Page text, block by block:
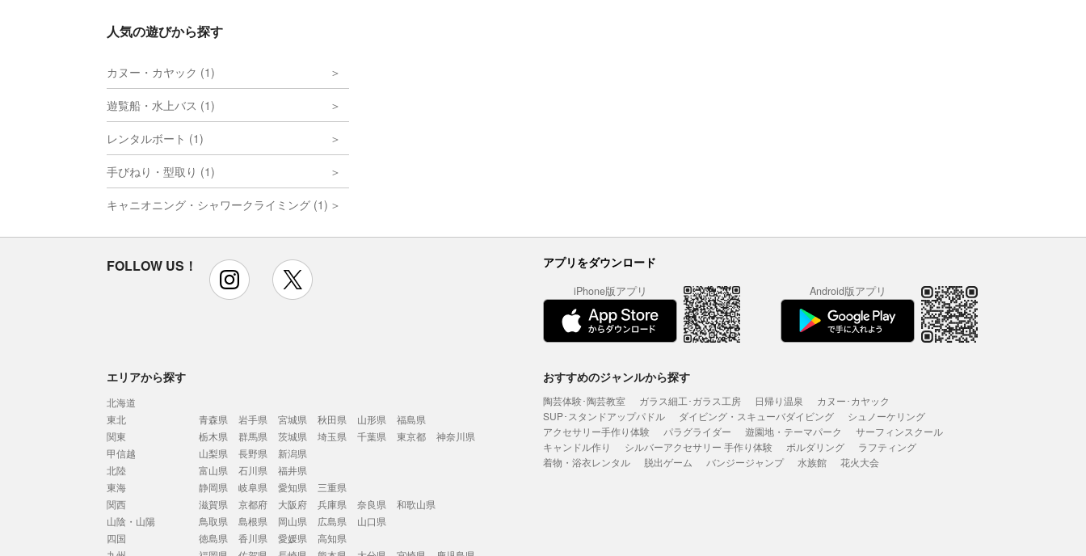
人気の遊びから探す
カヌー・カヤック (1)
遊覧船・水上バス (1)
レンタルボート (1)
手びねり・型取り (1)
キャニオニング・シャワークライミング (1)
FOLLOW US！ instagram アプリをダウンロード
iPhone版アプリ Android版アプリ
エリアから探す
北海道
東北
青森県 岩手県 宮城県 秋田県 山形県
福島県
関東
栃木県 群馬県 茨城県 埼玉県 千葉県 東京都
神奈川県
甲信越
山梨県 長野県
新潟県
北陸
富山県 石川県
福井県
東海
静岡県 岐阜県 愛知県
三重県
関西
滋賀県 京都府 大阪府 兵庫県 奈良県
和歌山県
山陰・山陽
鳥取県 島根県 岡山県 広島県
山口県
四国
徳島県 香川県 愛媛県
高知県
おすすめのジャンルから探す
陶芸体験･陶芸教室 ガラス細工･ガラス工房 日帰り温泉
カヌー･カヤック
SUP･スタンドアップパドル
ダイビング・スキューバダイビング
シュノーケリング
アクセサリー手作り体験
パラグライダー 遊園地・テーマパーク
サーフィンスクール
キャンドル作り
シルバーアクセサリー 手作り体験 ボルダリング
ラフティング
着物・浴衣レンタル
脱出ゲーム バンジージャンプ 水族館 花火大会